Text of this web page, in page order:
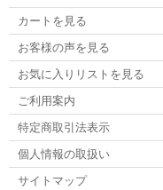
カートを見る
お客様の声を見る
お気に入りリストを見る
ご利用案内
特定商取引法表示
個人情報の取扱い
サイトマップ